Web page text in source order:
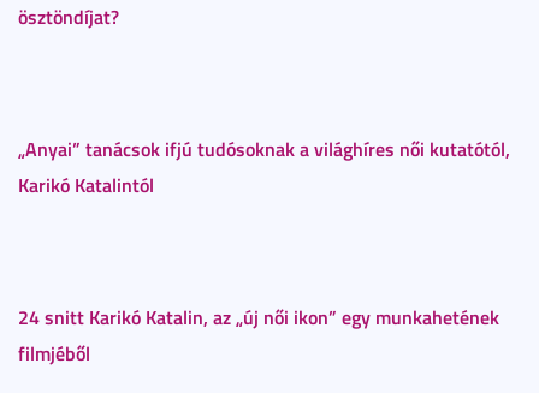
ösztöndíjat?
„Anyai” tanácsok ifjú tudósoknak a világhíres női kutatótól,
Karikó Katalintól
24 snitt Karikó Katalin, az „új női ikon” egy munkahetének
filmjéből